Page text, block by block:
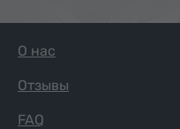
О нас
Отзывы
FAQ